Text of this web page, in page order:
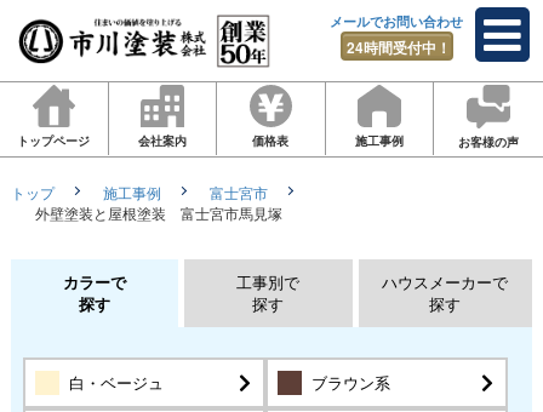
メールでお問い合わせ
24時間受付中！
トップページ 会社案内 価格表 施工事例 お客様の声
トップ 施工事例
富士宮市
外壁塗装と屋根塗装 富士宮市馬見塚
カラーで
探す
工事別で
探す
ハウスメーカーで
探す
白・ベージュ ブラウン系